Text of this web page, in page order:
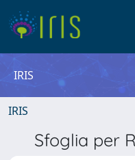
IRIS
IRIS
Sfoglia per